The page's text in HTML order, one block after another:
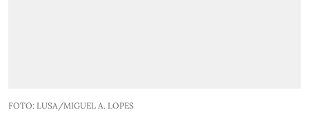
FOTO: LUSA/MIGUEL A. LOPES